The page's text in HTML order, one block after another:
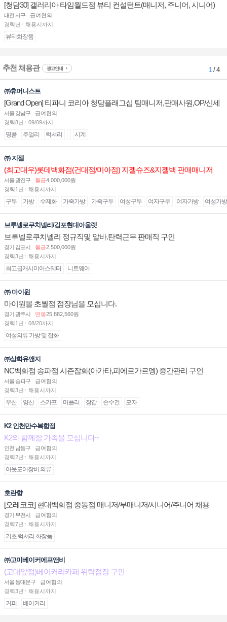
[청담30] 갤러리아 타임월드점 뷰티 컨설턴트(매니저, 주니어, 시니어)
채용
대전 서구
급여협의
경력년↑ 채용시까지
뷰티화장품
추천 채용관 광고안내 1/ 4
㈜휴머니스트
[Grand Open] 티파니 코리아 청담플래그십 팀매니저,판매사원,OP/신세
계대전 판매사원 채용
서울 강남구
급여협의
경력8년↑ 09/09까지
명품 주얼리 럭셔리 시계
㈜ 지젤
(최고대우)롯데백화점(건대점/미아점) 지젤슈즈&지젤백 판매매니저
(직원) 구인합니다
서울 광진구 월급4,000,000원
경력1년↑ 채용시까지
구두 가방 수제화 가죽가방 가죽구두 여성구두 여자구두 여자가방 여성가방
브루넬로쿠치넬리/김포현대아울렛
브루넬로쿠치넬리 정규직및 알바.탄력근무 판매직 구인
경기 김포시 월급2,500,000원
경력3년↑ 채용시까지
최고급캐시미어스웨터 니트웨어
㈜ 마이원
마이원몰 초월점 점장님을 모십니다.
경기 광주시 연봉25,882,560원
경력1년↑ 08/20까지
여성의류 가방 및 잡화
㈜삼화유앤지
NC백화점 송파점 시즌잡화(아가타,피에르가르뎅) 중간관리 구인
서울 송파구
급여협의
경력3년↑ 채용시까지
우산 양산 스카프 머플러 장갑 손수건 모자
K2 인천만수복합점
K2와 함께할 가족을 모십니다~
인천 남동구
급여협의
경력2년↑ 채용시까지
아웃도어장비.의류
호란향
[오레코코] 현대백화점 중동점 매니저/부매니저/시니어/주니어 채용
경기 부천시
급여협의
경력7년↑ 채용시까지
기초 럭셔리 화장품
㈜고미베이커에프앤비
(고대앞점)베이커리카페 위탁점장 구인
서울 동대문구
급여협의
경력3년↑ 채용시까지
커피 베이커리